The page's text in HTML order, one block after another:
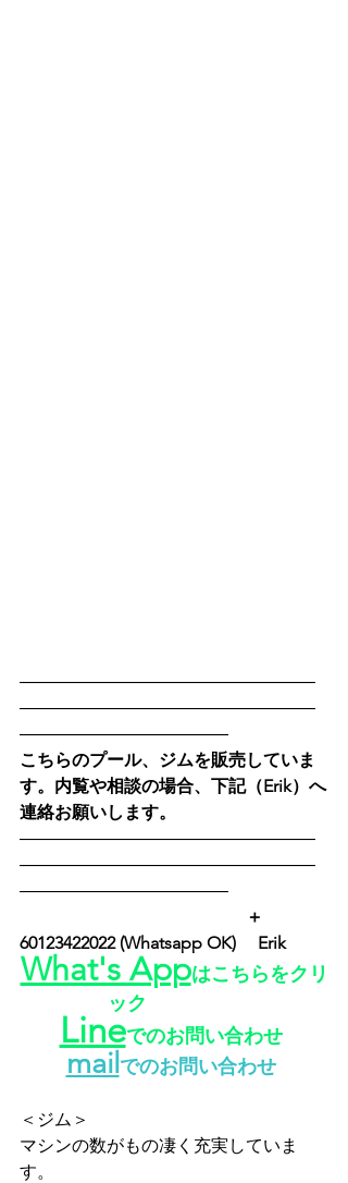
―――――――――――――――――
―――――――――――――――――
――――――――――――
こちらのプール、ジムを販売していま
す。内覧や相談の場合、下記（Erik）へ
連絡お願いします。
―――――――――――――――――
―――――――――――――――――
――――――――――――
＋
60123422022 (Whatsapp OK) 　Erik
What's Appはこちらをクリ
ック
Lineでのお問い合わせ
mail でのお問い合わせ
＜ジム＞
マシンの数がもの凄く充実していま
す。